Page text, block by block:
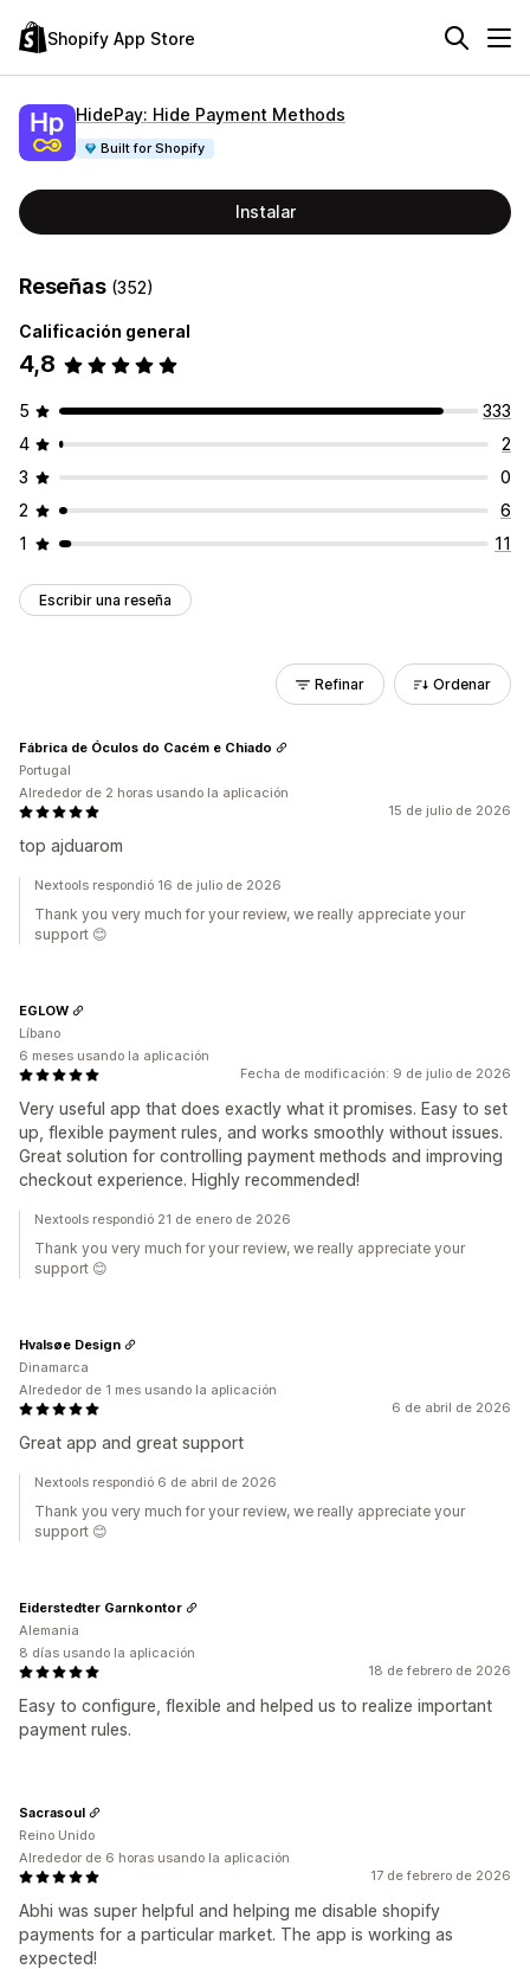
Shopify App Store
HidePay: Hide Payment Methods
Built for Shopify
Instalar
Reseñas (352)
Calificación general
4,8
5
333
4
2
3
0
2
6
1
11
Escribir una reseña
Refinar Ordenar
15 de julio de 2026
top ajduarom
Fábrica de Óculos do Cacém e Chiado
Portugal
Alrededor de 2 horas usando la aplicación
Nextools respondió 16 de julio de 2026
Thank you very much for your review, we really appreciate your
support 😊
Fecha de modificación: 9 de julio de 2026
Very useful app that does exactly what it promises. Easy to set
up, flexible payment rules, and works smoothly without issues.
Great solution for controlling payment methods and improving
checkout experience. Highly recommended!
EGLOW
Líbano
6 meses usando la aplicación
Nextools respondió 21 de enero de 2026
Thank you very much for your review, we really appreciate your
support 😊
6 de abril de 2026
Great app and great support
Hvalsøe Design
Dinamarca
Alrededor de 1 mes usando la aplicación
Nextools respondió 6 de abril de 2026
Thank you very much for your review, we really appreciate your
support 😊
18 de febrero de 2026
Easy to configure, flexible and helped us to realize important
payment rules.
Eiderstedter Garnkontor
Alemania
8 días usando la aplicación
17 de febrero de 2026
Abhi was super helpful and helping me disable shopify
payments for a particular market. The app is working as
expected!
Sacrasoul
Reino Unido
Alrededor de 6 horas usando la aplicación